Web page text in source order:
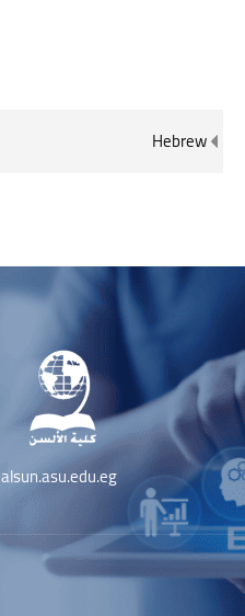
Hebrew
بلوک‌ها
بلوک‌ها
alsun.asu.edu.eg